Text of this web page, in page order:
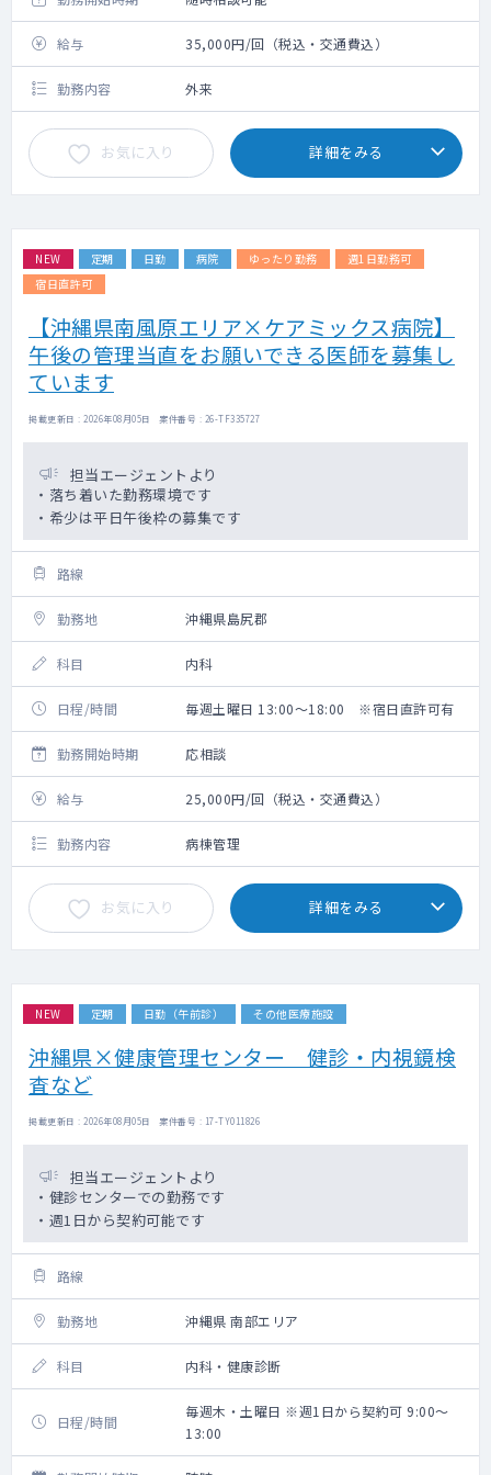
給与 35,000円/回（税込・交通費込）
勤務内容 外来
お気に入り 詳細をみる
NEW 定期 日勤 病院 ゆったり勤務
週1日勤務可
宿日直許可
【沖縄県南風原エリア×ケアミックス病院】
午後の管理当直をお願いできる医師を募集し
ています
掲載更新日 : 2026年08月05日 案件番号 : 26-TF335727
担当エージェントより
・落ち着いた勤務環境です
・希少は平日午後枠の募集です
路線
勤務地 沖縄県島尻郡
科目 内科
日程/時間 毎週土曜日 13:00～18:00 ※宿日直許可有
勤務開始時期 応相談
給与 25,000円/回（税込・交通費込）
勤務内容 病棟管理
お気に入り 詳細をみる
NEW 定期 日勤（午前診） その他医療施設
沖縄県×健康管理センター 健診・内視鏡検
査など
掲載更新日 : 2026年08月05日 案件番号 : 17-TY011826
担当エージェントより
・健診センターでの勤務です
・週1日から契約可能です
路線
勤務地 沖縄県 南部エリア
科目 内科・健康診断
日程/時間
毎週木・土曜日 ※週1日から契約可 9:00～
13:00